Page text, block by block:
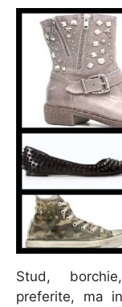
Stud,
preferite, ma